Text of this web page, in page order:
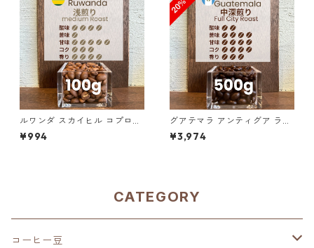
ルワンダ スカイヒル コプロカ
WS 100g
¥994
グアテマラ アンティグア ラ
ス・ヌベス農園 レッドブルボ
ン100％／500g（100g単価
¥3,974
CATEGORY
コーヒー豆